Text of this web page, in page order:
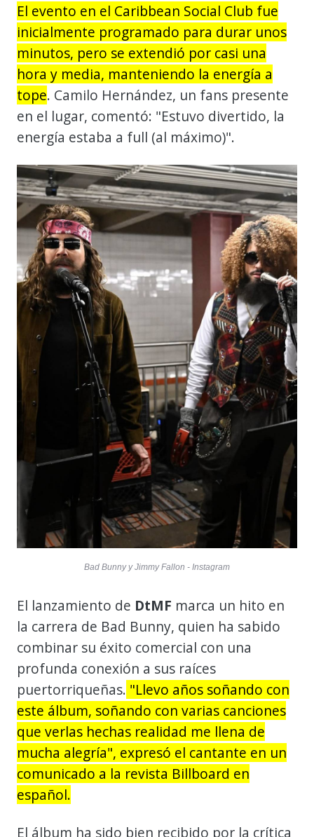
El evento en el Caribbean Social Club fue
inicialmente programado para durar unos
minutos, pero se extendió por casi una
hora y media, manteniendo la energía a
tope. Camilo Hernández, un fans presente
en el lugar, comentó: "Estuvo divertido, la
energía estaba a full (al máximo)".
Bad Bunny y Jimmy Fallon - Instagram
El lanzamiento de DtMF marca un hito en
la carrera de Bad Bunny, quien ha sabido
combinar su éxito comercial con una
profunda conexión a sus raíces
puertorriqueñas. "Llevo años soñando con
este álbum, soñando con varias canciones
que verlas hechas realidad me llena de
mucha alegría", expresó el cantante en un
comunicado a la revista Billboard en
español.
El álbum ha sido bien recibido por la crítica